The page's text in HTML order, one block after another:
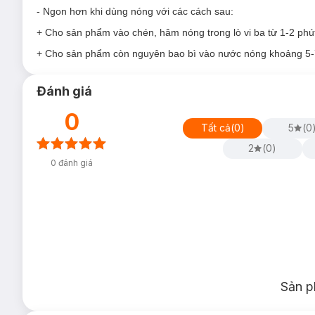
được hương vị thơm ngon tự nhiên của các nguyên liệu.
- Quy trình chế biến hiện đại, tiên tiến này củaCháo Tươi
cho từng gói sản phẩm, chắc chắn sẽ cho bé và gia đình
- Ngon hơn khi dùng nóng với các cách sau:
+ Cho sản phẩm vào chén, hâm nóng trong lò vi ba từ 1-2
+ Cho sản phẩm còn nguyên bao bì vào nước nóng khoảng
Đánh giá
0
0 đánh giá
Tất cả(0) 5 (0)
2
(0)
Sản